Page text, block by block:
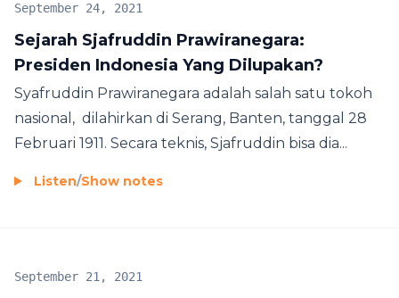
Sejarah Sjafruddin Prawiranegara:
Presiden Indonesia Yang Dilupakan?
September 24, 2021
Syafruddin Prawiranegara adalah salah satu tokoh
nasional, dilahirkan di Serang, Banten, tanggal 28
Februari 1911. Secara teknis, Sjafruddin bisa dia...
Listen/Show notes
September 21, 2021